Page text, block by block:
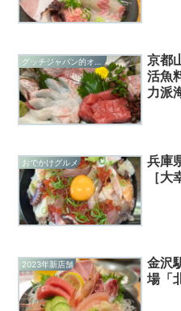
京都
活魚
力派
おでかけグルメ
兵庫
［大
2023年新店舗
金沢
場「